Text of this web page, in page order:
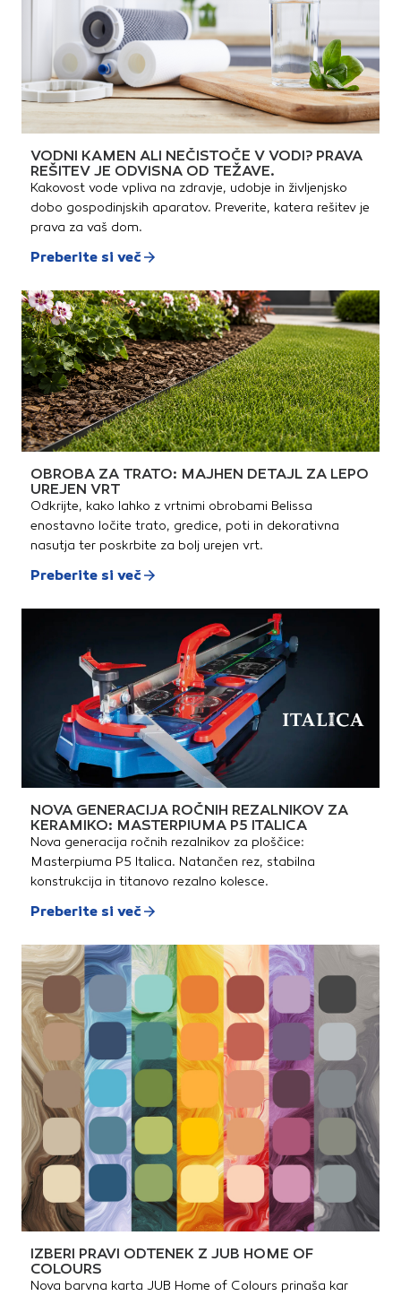
(spandex), 290 g/m²Velikost:
50Barva: morsko modro-črna
VODNI KAMEN ALI NEČISTOČE V VODI? PRAVA
REŠITEV JE ODVISNA OD TEŽAVE.
Kakovost vode vpliva na zdravje, udobje in življenjsko
dobo gospodinjskih aparatov. Preverite, katera rešitev je
prava za vaš dom.
Preberite si več
OBROBA ZA TRATO: MAJHEN DETAJL ZA LEPO
UREJEN VRT
Odkrijte, kako lahko z vrtnimi obrobami Belissa
enostavno ločite trato, gredice, poti in dekorativna
nasutja ter poskrbite za bolj urejen vrt.
Preberite si več
NOVA GENERACIJA ROČNIH REZALNIKOV ZA
KERAMIKO: MASTERPIUMA P5 ITALICA
Nova generacija ročnih rezalnikov za ploščice:
Masterpiuma P5 Italica. Natančen rez, stabilna
konstrukcija in titanovo rezalno kolesce.
Preberite si več
IZBERI PRAVI ODTENEK Z JUB HOME OF
COLOURS
Nova barvna karta JUB Home of Colours prinaša kar